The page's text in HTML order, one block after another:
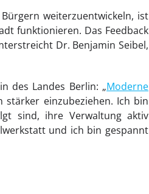
weiterzuentwickeln, ist
funktionieren. Das Feedback
Dr. Benjamin Seibel,
des Landes Berlin: „Moderne
einzubeziehen. Ich bin
sind, ihre Verwaltung aktiv
und ich bin gespannt